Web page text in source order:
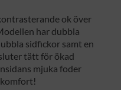
ok över
har dubbla
sidfickor samt en
tätt för ökad
mjuka foder
komfort!